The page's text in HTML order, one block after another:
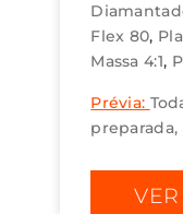
Flex 80
Massa 4:1
Prévia: